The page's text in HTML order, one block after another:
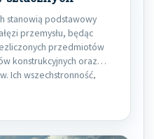
stanowią podstawowy
przemysłu, będąc
przedmiotów
konstrukcyjnych oraz
Ich wszechstronność,